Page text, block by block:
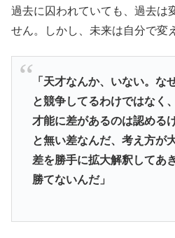
過去に囚われていても、過去は
せん。しかし、未来は自分で変
「天才なんか、いない。な
と競争してるわけではなく
才能に差があるのは認める
と無い差なんだ、考え方が
差を勝手に拡大解釈してあ
勝てないんだ」